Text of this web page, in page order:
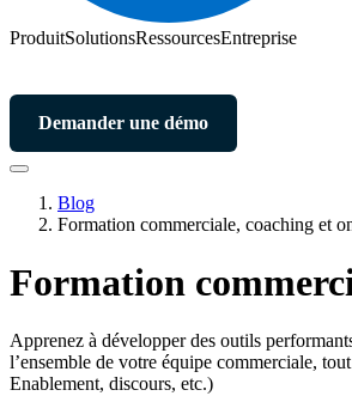
ProduitSolutionsRessourcesEntreprise
Demander une démo
Blog
Formation commerciale, coaching et
Formation
Apprenez à développer des outils
l’ensemble de votre équipe commerciale,
Enablement, discours, etc.)